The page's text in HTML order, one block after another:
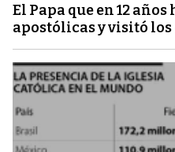
El Papa que en 12
apostólicas y visitó